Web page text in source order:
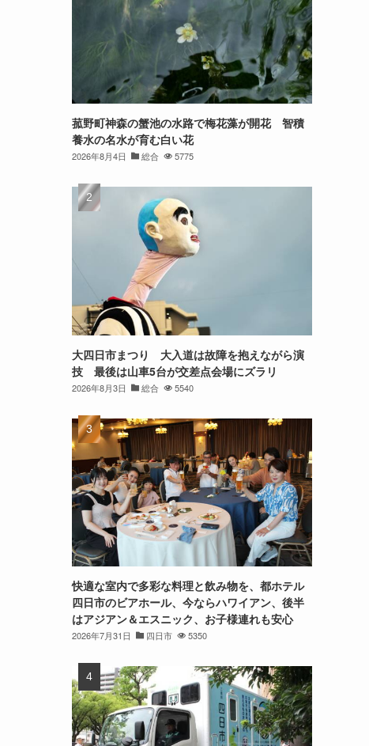
菰野町神森の蟹池の水路で梅花藻が開花 智積
養水の名水が育む白い花
2026年8月4日 総合 5775
大四日市まつり 大入道は故障を抱えながら演
技 最後は山車5台が交差点会場にズラリ
2026年8月3日 総合 5540
快適な室内で多彩な料理と飲み物を、都ホテル
四日市のビアホール、今ならハワイアン、後半
はアジアン＆エスニック、お子様連れも安心
2026年7月31日 四日市 5350